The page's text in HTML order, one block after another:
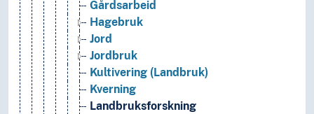
Gårdsarbeid
Hagebruk
Jord
Jordbruk
Kultivering (Landbruk)
Kverning
Landbruksforskning